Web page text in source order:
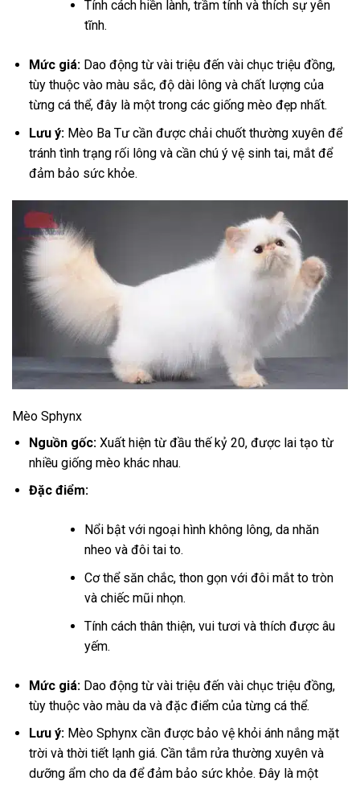
Tính cách hiền lành, trầm tính và thích sự yên
tĩnh.
Mức giá:Dao động từ vài triệu đến vài chục triệu đồng,
tùy thuộc vào màu sắc, độ dài lông và chất lượng của
từng cá thể, đây là một trong các giống mèo đẹp nhất.
Lưu ý:Mèo Ba Tư cần được chải chuốt thường xuyên để
tránh tình trạng rối lông và cần chú ý vệ sinh tai, mắt để
đảm bảo sức khỏe.
Mèo Sphynx
Nguồn gốc:Xuất hiện từ đầu thế kỷ 20, được lai tạo từ
nhiều giống mèo khác nhau.
Đặc điểm:
Nổi bật với ngoại hình không lông, da nhăn
nheo và đôi tai to.
Cơ thể săn chắc, thon gọn với đôi mắt to tròn
và chiếc mũi nhọn.
Tính cách thân thiện, vui tươi và thích được âu
yếm.
Mức giá:Dao động từ vài triệu đến vài chục triệu đồng,
tùy thuộc vào màu da và đặc điểm của từng cá thể.
Lưu ý:Mèo Sphynx cần được bảo vệ khỏi ánh nắng mặt
trời và thời tiết lạnh giá. Cần tắm rửa thường xuyên và
dưỡng ẩm cho da để đảm bảo sức khỏe. Đây là một